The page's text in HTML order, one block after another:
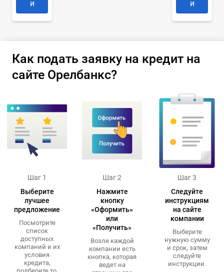
и
и
Как подать заявку на кредит на
сайте Орелбанкс?
Шаг 1
Выберите
лучшее
предложение
Посмотрите
список
доступных
компаний и их
условия
кредита,
Шаг 2
Нажмите
кнопку
«Оформить»
или
«Получить»
Возле каждой
компании есть
кнопка, которая
ведет на
Шаг 3
Следуйте
инструкциям
на сайте
компании
Выберите
нужную сумму
и срок, затем
следуйте
инструкции.